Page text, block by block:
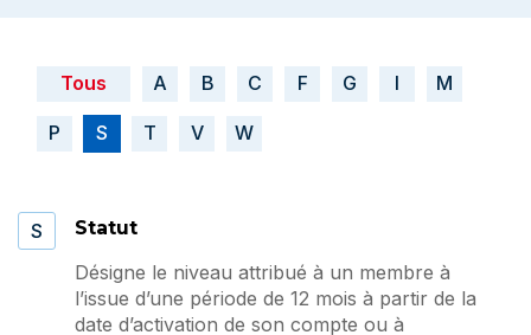
Tous A B C F G I M
P S T V W
S Statut
Désigne le niveau attribué à un membre à
l’issue d’une période de 12 mois à partir de la
date d’activation de son compte ou à